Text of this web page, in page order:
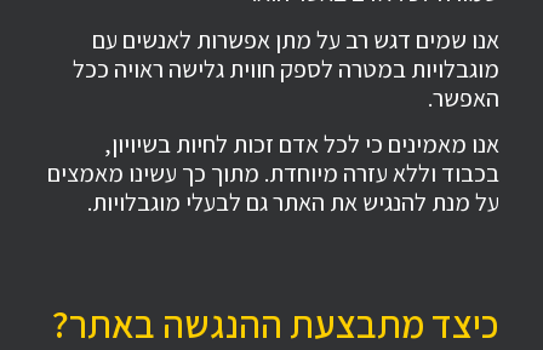
אנו שמים דגש רב על מתן אפשרות לאנשים עם
מוגבלויות במטרה לספק חווית גלישה ראויה ככל
האפשר.
אנו מאמינים כי לכל אדם זכות לחיות בשיויון,
בכבוד וללא עזרה מיוחדת. מתוך כך עשינו מאמצים
על מנת להנגיש את האתר גם לבעלי מוגבלויות.
כיצד מתבצעת ההנגשה באתר?